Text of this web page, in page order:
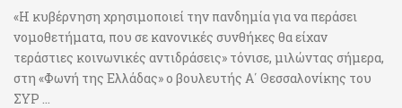
«Η κυβέρνηση χρησιμοποιεί την πανδημία για να περάσει
νομοθετήματα, που σε κανονικές συνθήκες θα είχαν
τεράστιες κοινωνικές αντιδράσεις» τόνισε, μιλώντας σήμερα,
στη «Φωνή της Ελλάδας» ο βουλευτής Α΄ Θεσσαλονίκης του
ΣΥΡ ...